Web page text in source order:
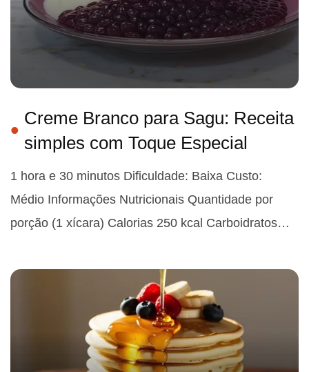
Creme Branco para Sagu: Receita
simples com Toque Especial
1 hora e 30 minutos Dificuldade: Baixa Custo:
Médio Informações Nutricionais Quantidade por
porção (1 xícara) Calorias 250 kcal Carboidratos…